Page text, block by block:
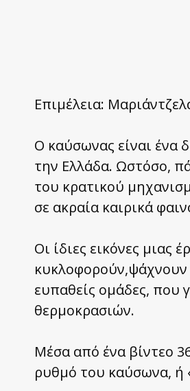
Επιμέλεια:
Ο καύσωνας είναι ένα
την Ελλάδα. Ωστόσο,
του κρατικού
σε ακραία καιρικά
Οι ίδιες εικόνες μιας
κυκλοφορούν,ψάχνουν
ευπαθείς ομάδες, που
θερμοκρασιών.
Μέσα από ένα βίντεο
ρυθμό του καύσωνα, ή